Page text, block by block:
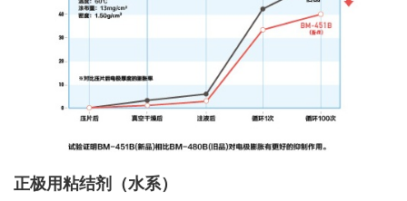
正极用粘结剂（水系）